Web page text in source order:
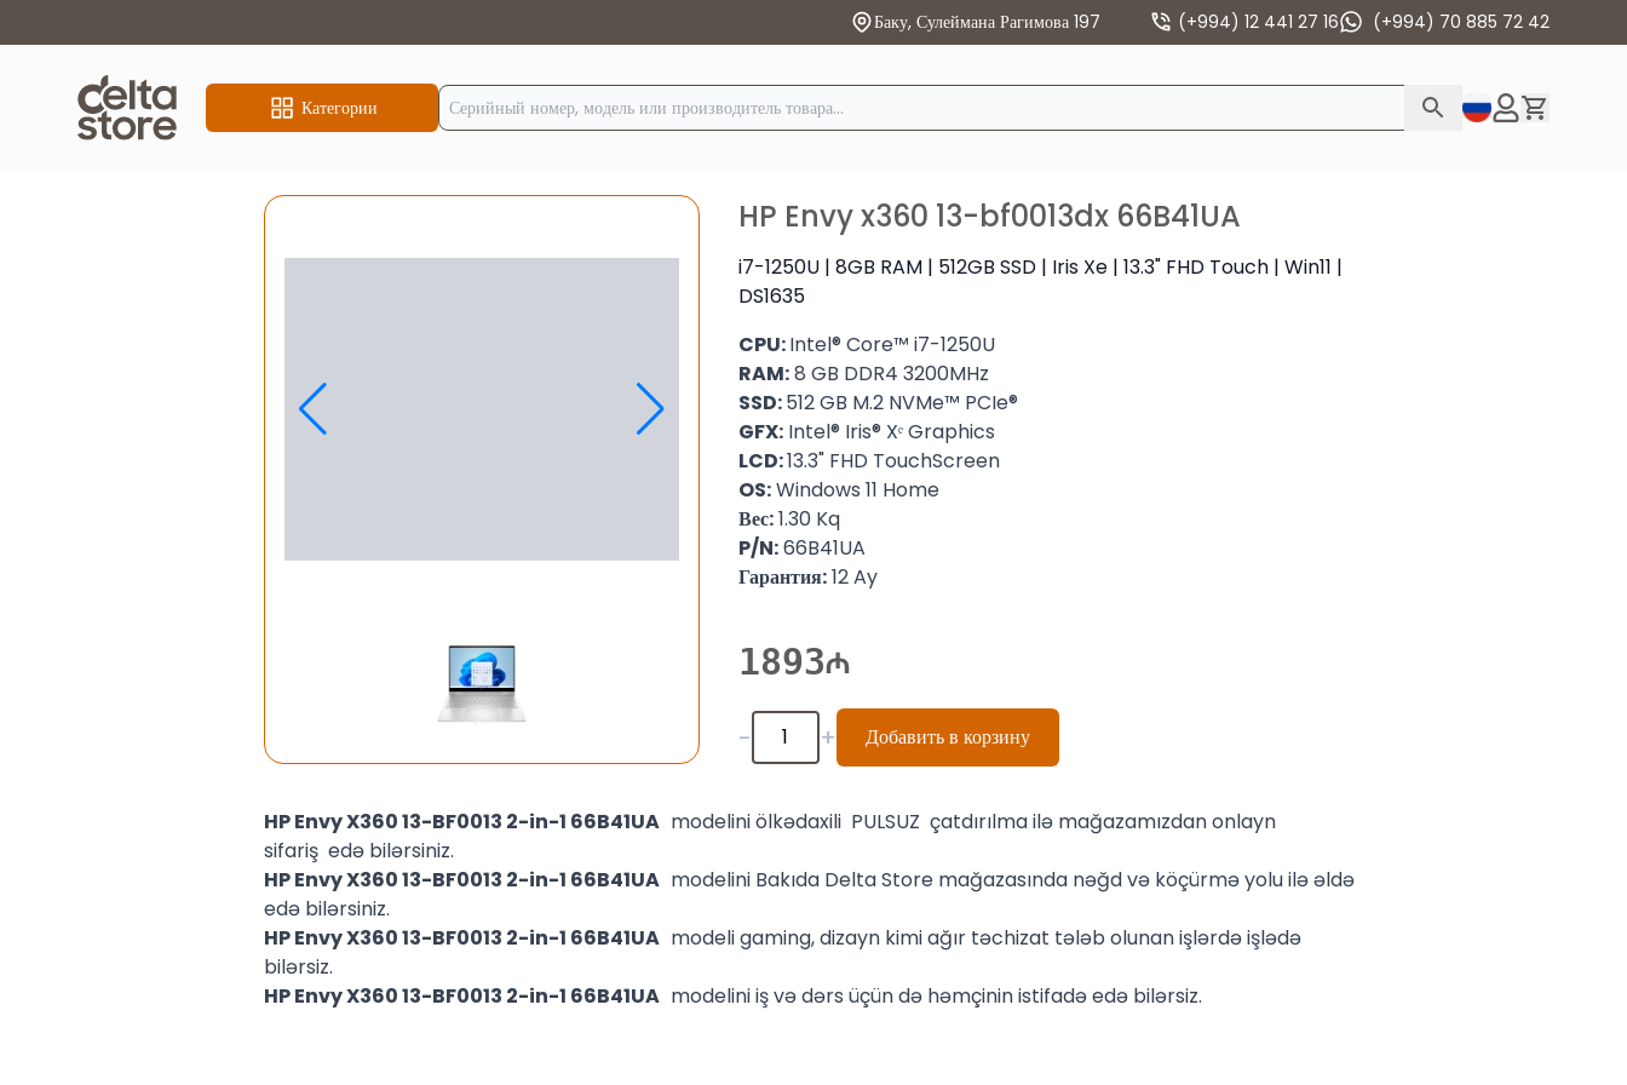
Баку, Сулеймана Рагимова 197 (+994) 12 441 27 16 (+994) 70 885 72 42
Категории
HP Envy x360 13-bf0013dx 66B41UA
i7-1250U | 8GB RAM | 512GB SSD | Iris Xe | 13.3" FHD Touch | Win11 |
DS1635
CPU:Intel® Core™ i7-1250U
RAM:8 GB DDR4 3200MHz
SSD:512 GB M.2 NVMe™ PCIe®
GFX:‎Intel® Iris® Xᵉ Graphics
LCD:13.3" FHD TouchScreen
OS:Windows 11 Home
Вес:1.30 Kq
P/N:66B41UA
Гарантия:12 Ay
1893
- + Добавить в корзину
HP Envy X360 13-BF0013 2-in-1 66B41UA modelini ölkədaxili PULSUZ çatdırılma ilə mağazamızdan onlayn
sifariş edə bilərsiniz.
HP Envy X360 13-BF0013 2-in-1 66B41UA modelini Bakıda Delta Store mağazasında nəğd və köçürmə yolu ilə əldə
edə bilərsiniz.
HP Envy X360 13-BF0013 2-in-1 66B41UA modeli gaming, dizayn kimi ağır təchizat tələb olunan işlərdə işlədə
bilərsiz.
HP Envy X360 13-BF0013 2-in-1 66B41UA modelini iş və dərs üçün də həmçinin istifadə edə bilərsiz.